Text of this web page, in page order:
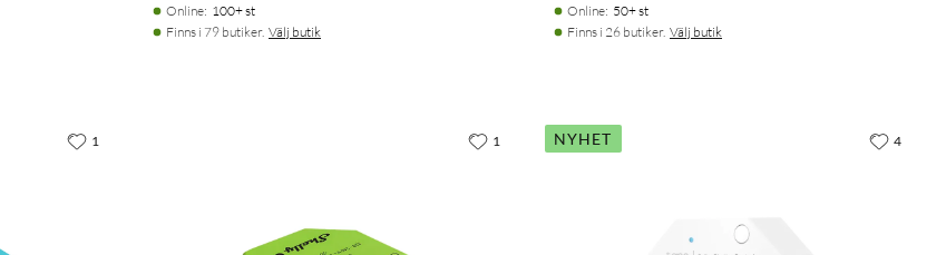
Online: 100+ st
Finns i 79 butiker. Välj butik
Online: 50+ st
Finns i 26 butiker. Välj butik
1 1 NYHET 4